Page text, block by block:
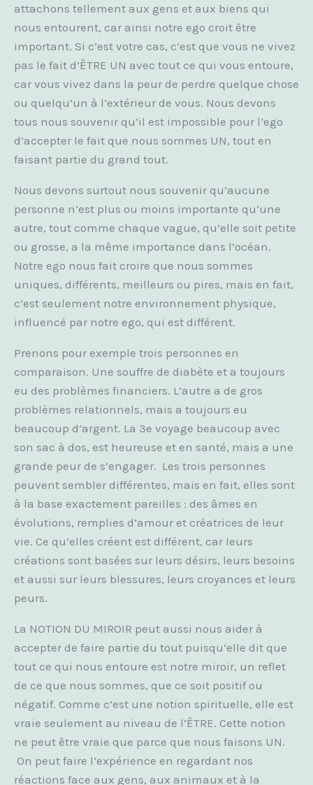
attachons tellement aux gens et aux biens qui
nous entourent, car ainsi notre ego croit être
important. Si c’est votre cas, c’est que vous ne vivez
pas le fait d’ÊTRE UN avec tout ce qui vous entoure,
car vous vivez dans la peur de perdre quelque chose
ou quelqu’un à l’extérieur de vous. Nous devons
tous nous souvenir qu’il est impossible pour l’ego
d’accepter le fait que nous sommes UN, tout en
faisant partie du grand tout.
Nous devons surtout nous souvenir qu’aucune
personne n’est plus ou moins importante qu’une
autre, tout comme chaque vague, qu’elle soit petite
ou grosse, a la même importance dans l’océan.
Notre ego nous fait croire que nous sommes
uniques, différents, meilleurs ou pires, mais en fait,
c’est seulement notre environnement physique,
influencé par notre ego, qui est différent.
Prenons pour exemple trois personnes en
comparaison. Une souffre de diabète et a toujours
eu des problèmes financiers. L’autre a de gros
problèmes relationnels, mais a toujours eu
beaucoup d’argent. La 3e voyage beaucoup avec
son sac à dos, est heureuse et en santé, mais a une
grande peur de s’engager. Les trois personnes
peuvent sembler différentes, mais en fait, elles sont
à la base exactement pareilles : des âmes en
évolutions, remplies d’amour et créatrices de leur
vie. Ce qu’elles créent est différent, car leurs
créations sont basées sur leurs désirs, leurs besoins
et aussi sur leurs blessures, leurs croyances et leurs
peurs.
La NOTION DU MIROIR peut aussi nous aider à
accepter de faire partie du tout puisqu’elle dit que
tout ce qui nous entoure est notre miroir, un reflet
de ce que nous sommes, que ce soit positif ou
négatif. Comme c’est une notion spirituelle, elle est
vraie seulement au niveau de l’ÊTRE. Cette notion
ne peut être vraie que parce que nous faisons UN.
On peut faire l’expérience en regardant nos
réactions face aux gens, aux animaux et à la